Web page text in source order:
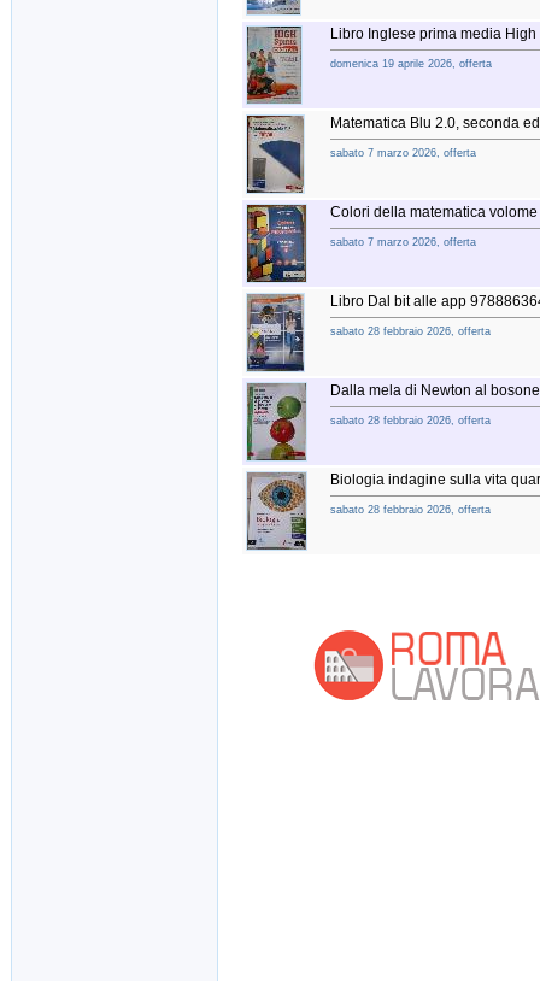
Libro Inglese prima media
domenica 19 aprile 2026, offerta
Matematica Blu 2.0, seconda
sabato 7 marzo 2026, offerta
Colori della matematica
sabato 7 marzo 2026, offerta
Libro Dal bit alle app
sabato 28 febbraio 2026, offerta
Dalla mela di Newton al
sabato 28 febbraio 2026, offerta
Biologia indagine sulla vita
sabato 28 febbraio 2026, offerta